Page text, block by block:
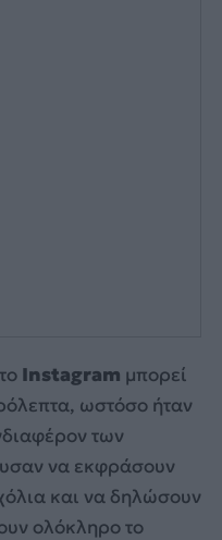
Instagram μπορεί
ωστόσο ήταν
των
να εκφράσουν
και να δηλώσουν
ολόκληρο το